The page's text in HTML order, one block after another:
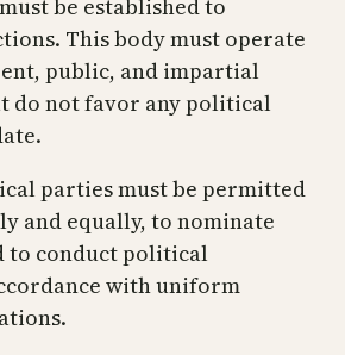
be established to
This body must operate
public, and impartial
do not favor any political
parties must be permitted
and equally, to nominate
to conduct political
with uniform